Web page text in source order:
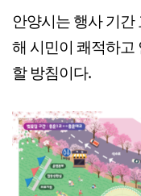
안양시는 행사 기간
해 시민이 쾌적하고
할 방침이다.